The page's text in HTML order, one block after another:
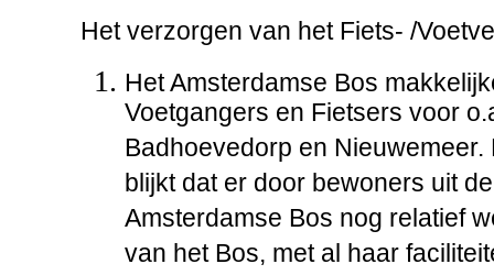
Het verzorgen van het Fiets- /
Het Amsterdamse Bos
Voetgangers en Fietsers voor
Badhoevedorp en
blijkt dat er door bewoners uit
Amsterdamse Bos nog relatief
van het Bos, met al haar